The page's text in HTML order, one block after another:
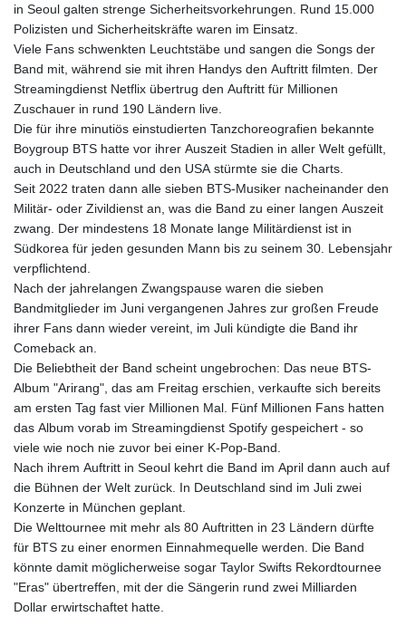
in Seoul galten strenge Sicherheitsvorkehrungen. Rund 15.000
Polizisten und Sicherheitskräfte waren im Einsatz.
Viele Fans schwenkten Leuchtstäbe und sangen die Songs der
Band mit, während sie mit ihren Handys den Auftritt filmten. Der
Streamingdienst Netflix übertrug den Auftritt für Millionen
Zuschauer in rund 190 Ländern live.
Die für ihre minutiös einstudierten Tanzchoreografien bekannte
Boygroup BTS hatte vor ihrer Auszeit Stadien in aller Welt gefüllt,
auch in Deutschland und den USA stürmte sie die Charts.
Seit 2022 traten dann alle sieben BTS-Musiker nacheinander den
Militär- oder Zivildienst an, was die Band zu einer langen Auszeit
zwang. Der mindestens 18 Monate lange Militärdienst ist in
Südkorea für jeden gesunden Mann bis zu seinem 30. Lebensjahr
verpflichtend.
Nach der jahrelangen Zwangspause waren die sieben
Bandmitglieder im Juni vergangenen Jahres zur großen Freude
ihrer Fans dann wieder vereint, im Juli kündigte die Band ihr
Comeback an.
Die Beliebtheit der Band scheint ungebrochen: Das neue BTS-
Album "Arirang", das am Freitag erschien, verkaufte sich bereits
am ersten Tag fast vier Millionen Mal. Fünf Millionen Fans hatten
das Album vorab im Streamingdienst Spotify gespeichert - so
viele wie noch nie zuvor bei einer K-Pop-Band.
Nach ihrem Auftritt in Seoul kehrt die Band im April dann auch auf
die Bühnen der Welt zurück. In Deutschland sind im Juli zwei
Konzerte in München geplant.
Die Welttournee mit mehr als 80 Auftritten in 23 Ländern dürfte
für BTS zu einer enormen Einnahmequelle werden. Die Band
könnte damit möglicherweise sogar Taylor Swifts Rekordtournee
"Eras" übertreffen, mit der die Sängerin rund zwei Milliarden
Dollar erwirtschaftet hatte.